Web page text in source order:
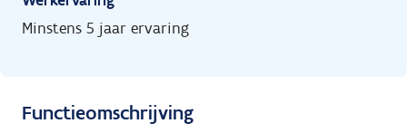
Minstens 5 jaar ervaring
Functieomschrijving